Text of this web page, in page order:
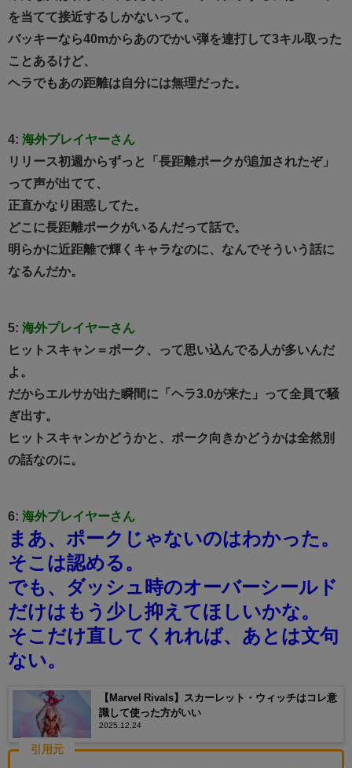
を当てて接近するしかないって。
バッキーなら40mからあのでかい弾を連打して3キル取った
ことあるけど、
ヘラでもあの距離は自分には無理だった。
4: 海外プレイヤーさん
リリース初週からずっと「長距離ポークが追加されたぞ」
って声が出てて、
正直かなり困惑してた。
どこに長距離ポークがいるんだって話で。
明らかに近距離で輝くキャラなのに、なんでそういう話に
なるんだか。
5: 海外プレイヤーさん
ヒットスキャン＝ポーク、って思い込んでる人が多いんだ
よ。
だからエルサが出た瞬間に「ヘラ3.0が来た」って全員で騒
ぎ出す。
ヒットスキャンかどうかと、ポーク向きかどうかは全然別
の話なのに。
6: 海外プレイヤーさん
まあ、ポークじゃないのはわかった。
そこは認める。
でも、ダッシュ時のオーバーシールド
だけはもう少し抑えてほしいかな。
そこだけ直してくれれば、あとは文句
ない。
【Marvel Rivals】スカーレット・ウィッチはコレ意
識して使った方がいい
2025.12.24
引用元